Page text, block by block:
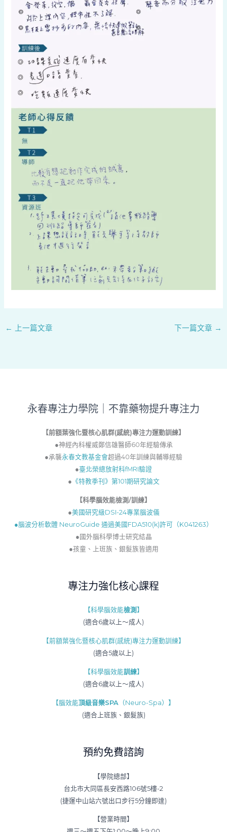
← 上一篇文章 下一篇文章 →
永春專注力學院｜不靠藥物提升專注力
【前額葉強化暨核心肌群(感統)專注力運動訓練】
●神經內科權威鄭信雄醫師60年經驗傳承
●承襲永春文教基金會超過40年訓練與輔導經驗
●臺北榮總放射科fMRI驗證
● 《特教季刊》第101期研究論文
【科學腦效能檢測/訓練】
●美國研究級DSI-24專業腦波儀
●腦波分析軟體 NeuroGuide 通過美國FDA510(k)許可（K041263）
●國外腦科學博士研究結晶
●孩童、上班族、銀髮族皆適用
專注力強化核心課程
【科學腦效能檢測 】
(適合6歲以上～成人)
【前額葉強化暨核心肌群(感統)專注力運動訓練】
(適合5歲以上)
【科學腦效能訓練】
(適合6歲以上～成人)
【腦效能頂級音樂SPA （Neuro-Spa）】
(適合上班族、銀髮族)
預約免費諮詢
【學院總部】
台北市大同區長安西路106號5樓-2
(捷運中山站六號出口步行5分鐘即達)
【營業時間】